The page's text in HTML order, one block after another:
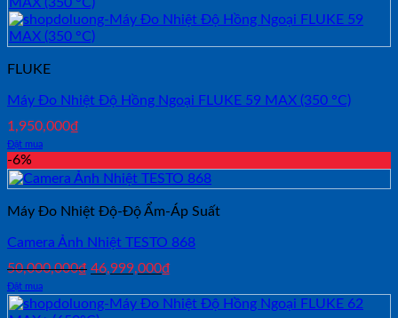
FLUKE
Máy Đo Nhiệt Độ Hồng Ngoại FLUKE 59 MAX (350 °C)
1,950,000₫
Đặt mua
-6%
Máy Đo Nhiệt Độ-Độ Ẩm-Áp Suất
Camera Ảnh Nhiệt TESTO 868
50,000,000₫ Giá
là:
46,999,000₫
tại
Đặt mua